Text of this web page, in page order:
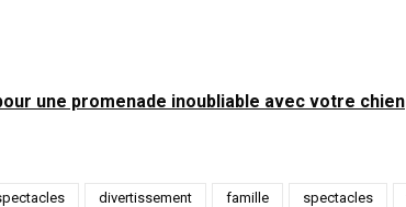
une promenade inoubliable avec votre chien
divertissement famille spectacles